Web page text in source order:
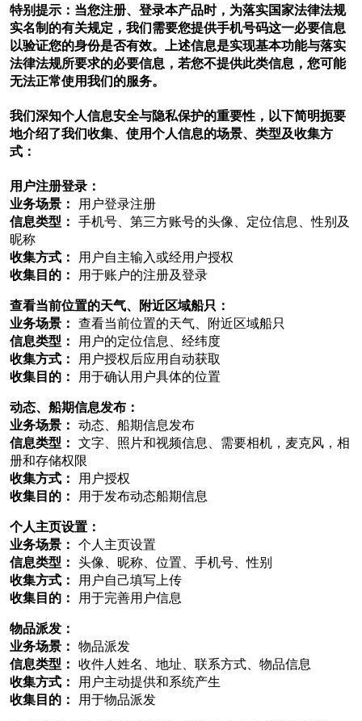
特别提示：当您注册、登录本产品时，为落实国家法律法规
实名制的有关规定，我们需要您提供手机号码这一必要信息
以验证您的身份是否有效。上述信息是实现基本功能与落实
法律法规所要求的必要信息，若您不提供此类信息，您可能
无法正常使用我们的服务。
我们深知个人信息安全与隐私保护的重要性，以下简明扼要
地介绍了我们收集、使用个人信息的场景、类型及收集方
式：
用户注册登录：
业务场景： 用户登录注册
信息类型： 手机号、第三方账号的头像、定位信息、性别及
昵称
收集方式： 用户自主输入或经用户授权
收集目的： 用于账户的注册及登录
查看当前位置的天气、附近区域船只：
业务场景： 查看当前位置的天气、附近区域船只
信息类型： 用户的定位信息、经纬度
收集方式： 用户授权后应用自动获取
收集目的： 用于确认用户具体的位置
动态、船期信息发布：
业务场景： 动态、船期信息发布
信息类型： 文字、照片和视频信息、需要相机，麦克风，相
册和存储权限
收集方式： 用户授权
收集目的： 用于发布动态船期信息
个人主页设置：
业务场景： 个人主页设置
信息类型： 头像、昵称、位置、手机号、性别
收集方式： 用户自己填写上传
收集目的： 用于完善用户信息
物品派发：
业务场景： 物品派发
信息类型： 收件人姓名、地址、联系方式、物品信息
收集方式： 用户主动提供和系统产生
收集目的： 用于物品派发